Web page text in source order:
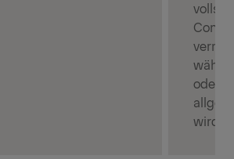
oder
wird.